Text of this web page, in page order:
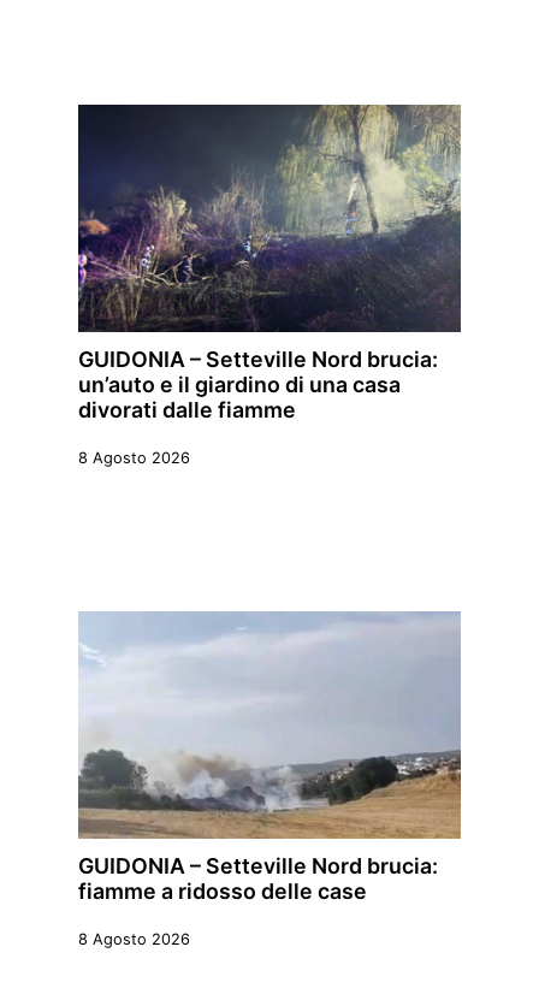
GUIDONIA – Setteville Nord brucia:
un’auto e il giardino di una casa
divorati dalle fiamme
8 Agosto 2026
GUIDONIA – Setteville Nord brucia:
fiamme a ridosso delle case
8 Agosto 2026